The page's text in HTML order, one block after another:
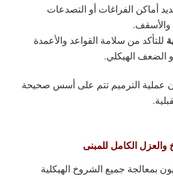
أماكن الفراغات أو التصدعات
والأسقف.
للتأكد من سلامة القواعد والأعمدة
الضعف الهيكلي.
عملية الترميم تتم على أسس صحيحة
بمعالجة جميع الشروخ الهيكلية